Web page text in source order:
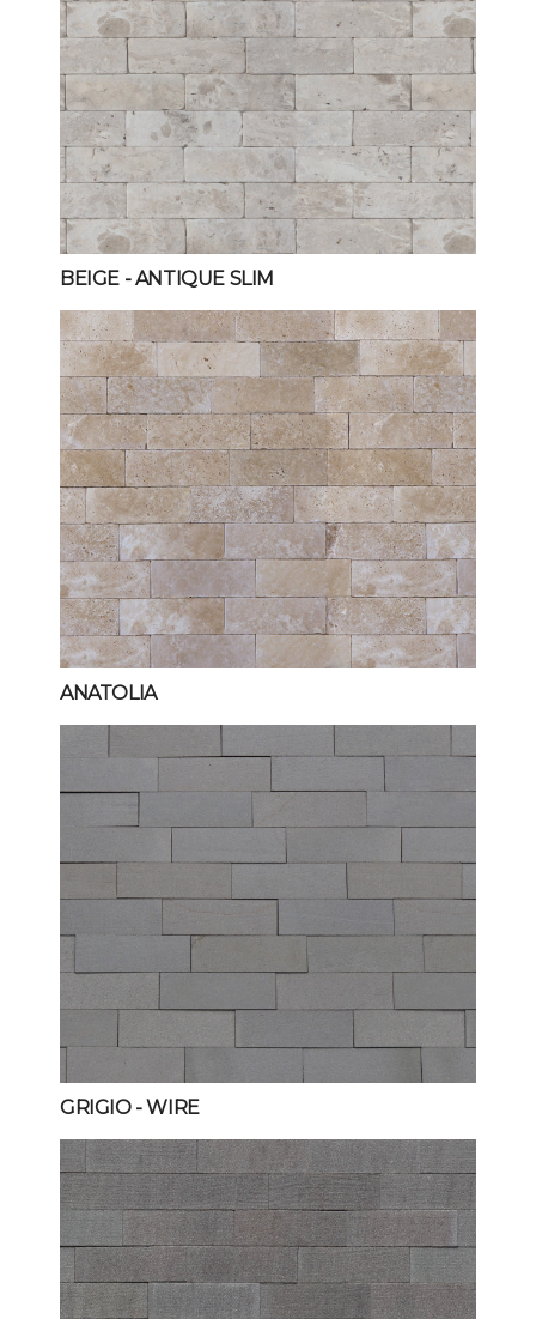
BEIGE - ANTIQUE SLIM
ANATOLIA
GRIGIO- WIRE